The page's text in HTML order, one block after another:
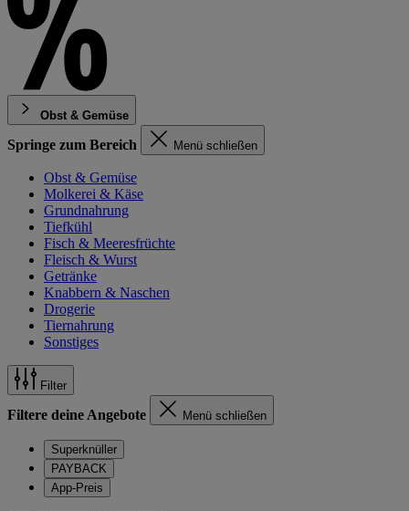
Obst & Gemüse
Springe zum Bereich Menü schließen
Obst & Gemüse
Molkerei & Käse
Grundnahrung
Tiefkühl
Fisch & Meeresfrüchte
Fleisch & Wurst
Getränke
Knabbern & Naschen
Drogerie
Tiernahrung
Sonstiges
Filter
Filtere deine Angebote Menü schließen
Superknüller
PAYBACK
App-Preis